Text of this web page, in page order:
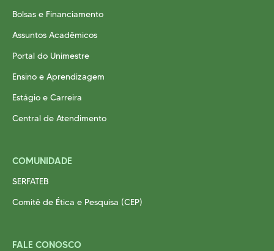
Bolsas e Financiamento
Assuntos Acadêmicos
Portal do Unimestre
Ensino e Aprendizagem
Estágio e Carreira
Central de Atendimento
COMUNIDADE
SERFATEB
Comitê de Ética e Pesquisa (CEP)
FALE CONOSCO